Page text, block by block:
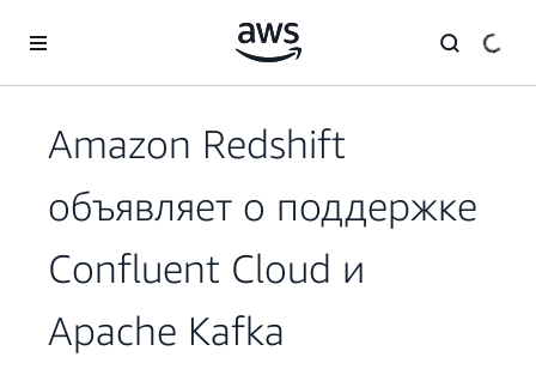
Перейти к главному контенту
Amazon Redshift
объявляет о поддержке
Confluent Cloud и
Apache Kafka